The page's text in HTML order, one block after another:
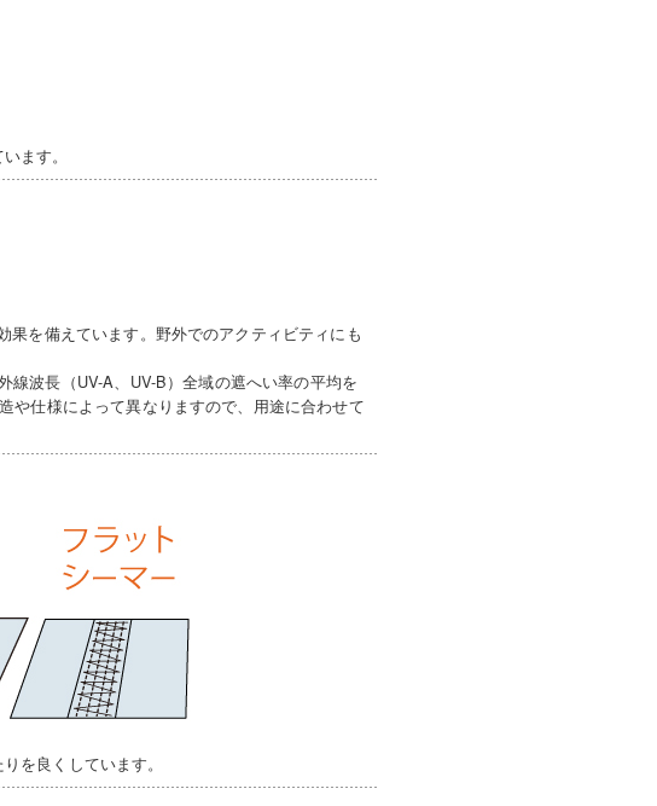
ます。
を備えています。野外でのアクティビティにも
波長（UV-A、UV-B）全域の遮へい率の平均を
仕様によって異なりますので、用途に合わせて
を良くしています。